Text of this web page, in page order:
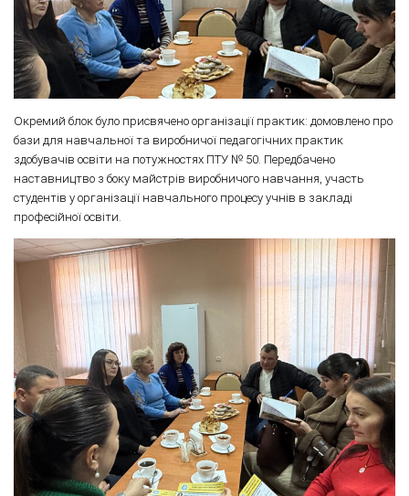
Окремий блок було присвячено організації практик: домовлено про
бази для навчальної та виробничої педагогічних практик
здобувачів освіти на потужностях ПТУ № 50. Передбачено
наставництво з боку майстрів виробничого навчання, участь
студентів у організації навчального процесу учнів в закладі
професійної освіти.